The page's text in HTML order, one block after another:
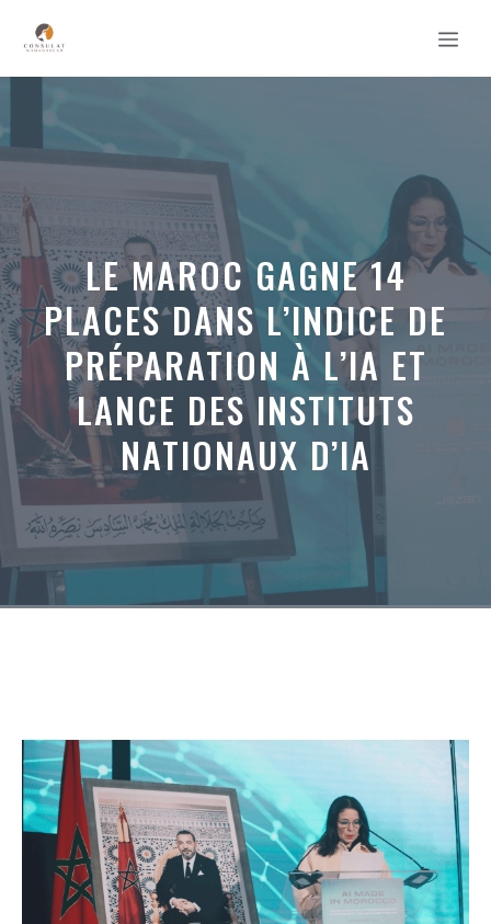
contenu
LE MAROC GAGNE 14
PLACES DANS L’INDICE DE
PRÉPARATION À L’IA ET
LANCE DES INSTITUTS
NATIONAUX D’IA